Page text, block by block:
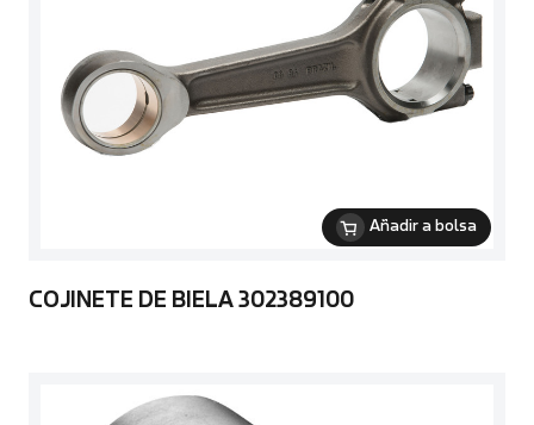
Añadir a bolsa
COJINETE DE BIELA 302389100